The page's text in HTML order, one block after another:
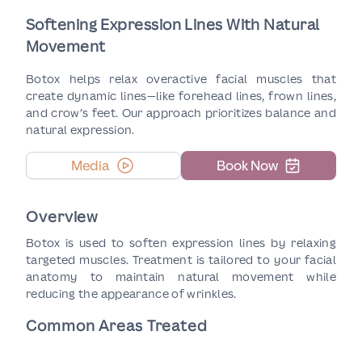
Softening Expression Lines With Natural
Movement
Botox helps relax overactive facial muscles that
create dynamic lines—like forehead lines, frown lines,
and crow’s feet. Our approach prioritizes balance and
natural expression.
Book Now
Media
Overview
Botox is used to soften expression lines by relaxing
targeted muscles. Treatment is tailored to your facial
anatomy to maintain natural movement while
reducing the appearance of wrinkles.
Common Areas Treated